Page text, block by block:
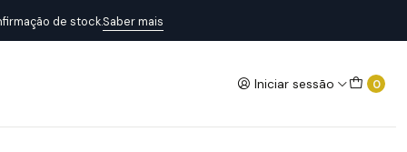
Iniciar sessão 0
de stock.Saber mais